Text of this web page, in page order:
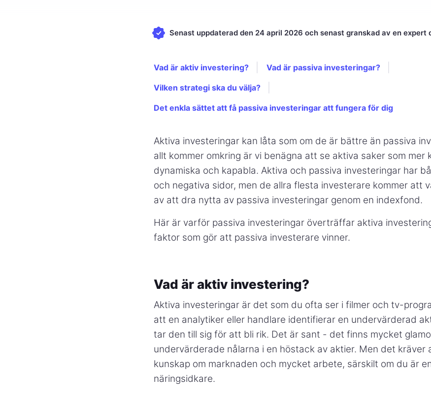
Senast uppdaterad den 24 april 2026 och senast granskad av en expert
Vad är aktiv investering? Vad är passiva investeringar?
Vilken strategi ska du välja?
Det enkla sättet att få passiva investeringar att fungera för dig
Aktiva investeringar kan låta som om de är bättre än passiva
allt kommer omkring är vi benägna att se aktiva saker som mer
dynamiska och kapabla. Aktiva och passiva investeringar har
och negativa sidor, men de allra flesta investerare kommer att
av att dra nytta av passiva investeringar genom en indexfond.
Här är varför passiva investeringar överträffar aktiva
faktor som gör att passiva investerare vinner.
Vad är aktiv investering?
Aktiva investeringar är det som du ofta ser i filmer och tv-
att en analytiker eller handlare identifierar en undervärderad
tar den till sig för att bli rik. Det är sant - det finns mycket
undervärderade nålarna i en höstack av aktier. Men det kräver
kunskap om marknaden och mycket arbete, särskilt om du är
näringsidkare.